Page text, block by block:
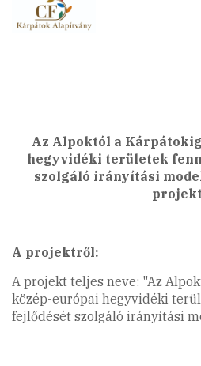
Az Alpoktól a
hegyvidéki területek
szolgáló irányítási
projekt
A projektről:
A projekt teljes neve: "Az
közép-európai hegyvidéki
fejlődését szolgáló irányítási